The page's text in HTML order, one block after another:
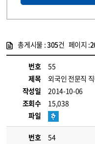
총게시물 :305건 페이지 :
번호
55
제목
외국인 전문직
작성일
2014-10-06
조회수
15,038
파일
번호
54